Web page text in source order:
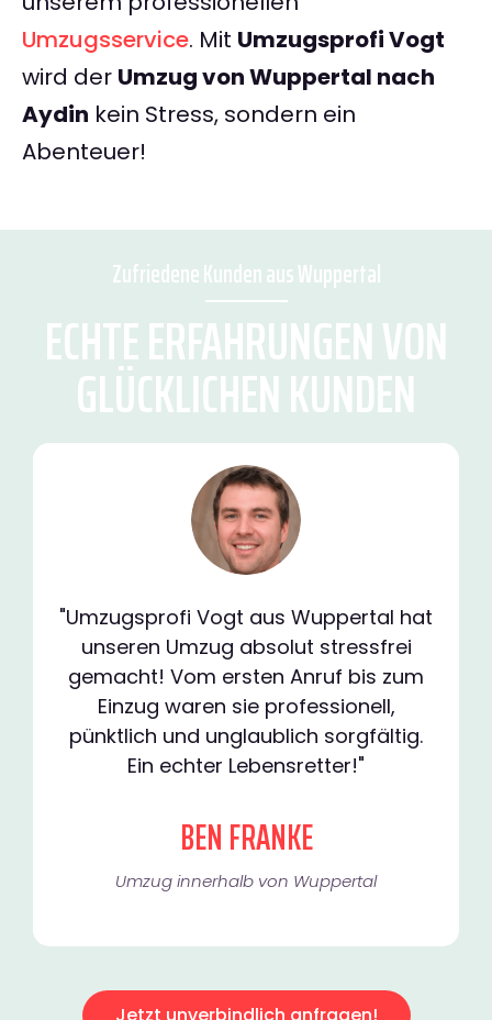
Umzugsservice. Mit Umzugsprofi Vogt
wird der Umzug von Wuppertal nach
Aydin kein Stress, sondern ein
Abenteuer!
Zufriedene Kunden aus Wuppertal
ECHTE ERFAHRUNGEN VON
GLÜCKLICHEN KUNDEN
"Umzugsprofi Vogt aus Wuppertal hat
unseren Umzug absolut stressfrei
gemacht! Vom ersten Anruf bis zum
Einzug waren sie professionell,
pünktlich und unglaublich sorgfältig.
Ein echter Lebensretter!"
BEN FRANKE
Umzug innerhalb von Wuppertal​